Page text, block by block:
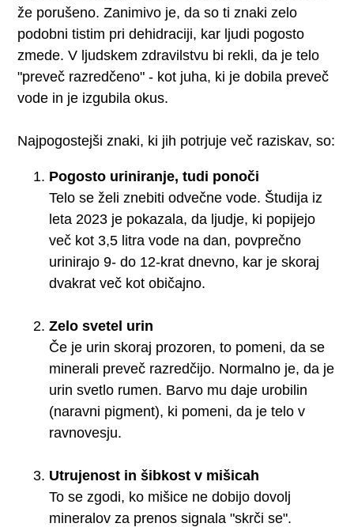
že porušeno. Zanimivo je, da so ti znaki zelo
podobni tistim pri dehidraciji, kar ljudi pogosto
zmede. V ljudskem zdravilstvu bi rekli, da je telo
"preveč razredčeno" - kot juha, ki je dobila preveč
vode in je izgubila okus.
Najpogostejši znaki, ki jih potrjuje več raziskav, so:
Pogosto uriniranje, tudi ponoči
Telo se želi znebiti odvečne vode. Študija iz
leta 2023 je pokazala, da ljudje, ki popijejo
več kot 3,5 litra vode na dan, povprečno
urinirajo 9- do 12-krat dnevno, kar je skoraj
dvakrat več kot običajno.
Zelo svetel urin
Če je urin skoraj prozoren, to pomeni, da se
minerali preveč razredčijo. Normalno je, da je
urin svetlo rumen. Barvo mu daje urobilin
(naravni pigment), ki pomeni, da je telo v
ravnovesju.
Utrujenost in šibkost v mišicah
To se zgodi, ko mišice ne dobijo dovolj
mineralov za prenos signala "skrči se".